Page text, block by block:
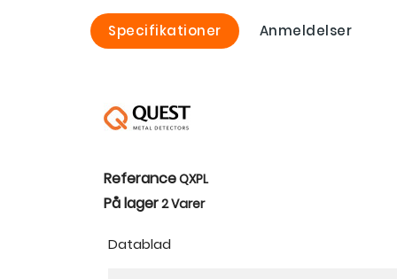
Specifikationer Anmeldelser
ReferanceQXPL
På lager2 Varer
Datablad